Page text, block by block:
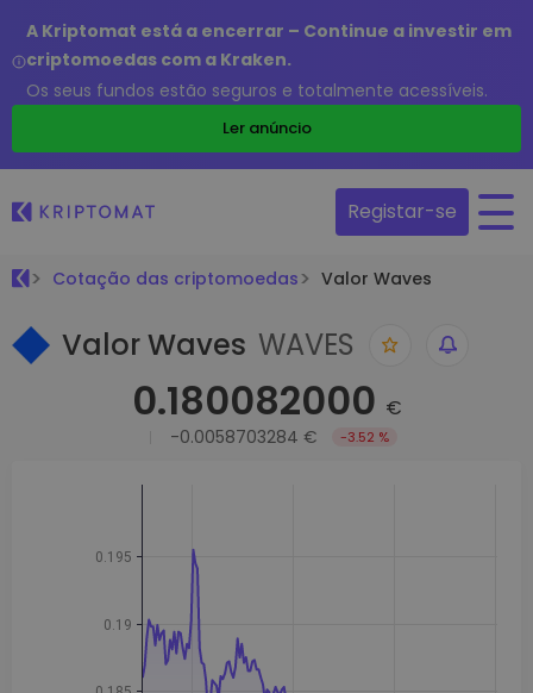
A Kriptomat está a encerrar – Continue a investir em
criptomoedas com a Kraken.
Os seus fundos estão seguros e totalmente acessíveis.
Ler anúncio
Registar-se
Cotação das criptomoedas Valor Waves
Valor Waves WAVES
0.180082000 €
-0.0058703284 € -3.52 %